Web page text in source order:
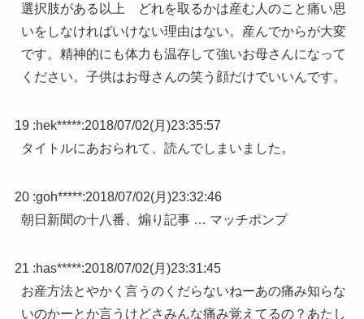
選択肢がある以上 どれを取るかは産む人のこと痛い思
いをしなければいけない理由はない。産んでからが大変
です。精神的にも体力も温存して強いお母さんになって
ください。子供はお母さんの笑う顔だけでいいんです。
19 :hek*****:2018/07/02(月)23:35:57
タイトルにあおられて、読んでしまいました。
20 :goh*****:2018/07/02(月)23:32:46
朝日新聞の十八番、煽り記事 … マッチポンプ
21 :has*****:2018/07/02(月)23:31:45
お産方法とやかく言うのくだらないねーあの痛み知らな
いのかーとか言うけどさみんな痛み覚えてるの？あたし